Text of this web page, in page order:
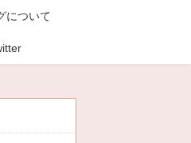
について